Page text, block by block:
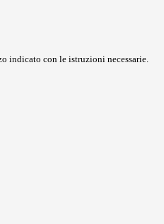
indicato con le istruzioni necessarie.